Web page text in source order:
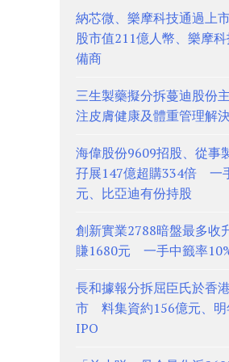
納芯微、樂摩科技通過上
股市值211億人幣、樂摩
備商
三生製藥擬分拆蔓迪股份
注皮膚健康及體重管理解
海偉股份9609招股、從事
孖展147億超購334倍 一
元、比亞迪有份持股
創新實業2788暗盤最多收
賺1680元 一手中籤率
長和據報分拆屈臣氏於香
市 料集資約156億元、明
IPO